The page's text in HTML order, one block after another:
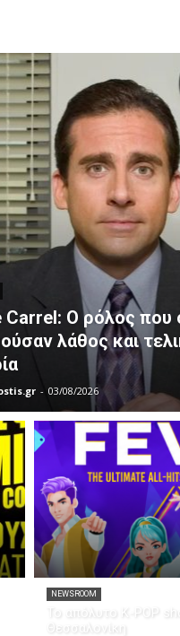
Carrel: Ο ρόλος που
λάθος και
- 03/08/2026
NEWSROOM
Το απόλυτο K-POP
Θεσσαλονίκη